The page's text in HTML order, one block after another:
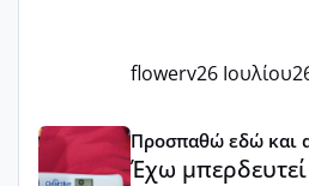
flowerv26 Ιουλίου
Έχω μπερδευτεί
Προσπαθώ εδώ και
Έχω μπερδευτεί